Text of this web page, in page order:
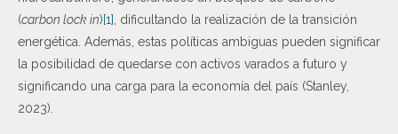
(carbon lock in)[1]
, dificultando la realización de la transición
energética. Además, estas políticas ambiguas pueden significar
la posibilidad de quedarse con activos varados a futuro y
significando una carga para la economía del país (Stanley,
2023).